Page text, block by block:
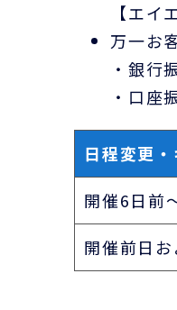
【エ
万一お
・銀行
・口座
日程変更
開催6日前
開催前日お